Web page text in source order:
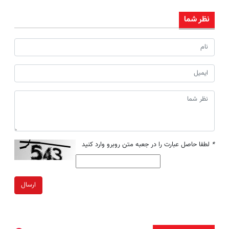
نظر شما
* لطفا حاصل عبارت را در جعبه متن روبرو وارد کنید
ارسال